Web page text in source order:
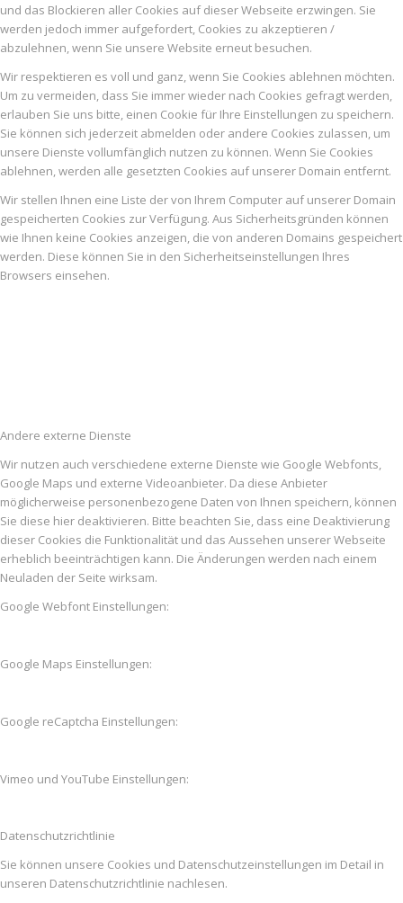
und das Blockieren aller Cookies auf dieser Webseite erzwingen. Sie
werden jedoch immer aufgefordert, Cookies zu akzeptieren /
abzulehnen, wenn Sie unsere Website erneut besuchen.
Wir respektieren es voll und ganz, wenn Sie Cookies ablehnen möchten.
Um zu vermeiden, dass Sie immer wieder nach Cookies gefragt werden,
erlauben Sie uns bitte, einen Cookie für Ihre Einstellungen zu speichern.
Sie können sich jederzeit abmelden oder andere Cookies zulassen, um
unsere Dienste vollumfänglich nutzen zu können. Wenn Sie Cookies
ablehnen, werden alle gesetzten Cookies auf unserer Domain entfernt.
Wir stellen Ihnen eine Liste der von Ihrem Computer auf unserer Domain
gespeicherten Cookies zur Verfügung. Aus Sicherheitsgründen können
wie Ihnen keine Cookies anzeigen, die von anderen Domains gespeichert
werden. Diese können Sie in den Sicherheitseinstellungen Ihres
Browsers einsehen.
Andere externe Dienste
Wir nutzen auch verschiedene externe Dienste wie Google Webfonts,
Google Maps und externe Videoanbieter. Da diese Anbieter
möglicherweise personenbezogene Daten von Ihnen speichern, können
Sie diese hier deaktivieren. Bitte beachten Sie, dass eine Deaktivierung
dieser Cookies die Funktionalität und das Aussehen unserer Webseite
erheblich beeinträchtigen kann. Die Änderungen werden nach einem
Neuladen der Seite wirksam.
Google Webfont Einstellungen:
Google Maps Einstellungen:
Google reCaptcha Einstellungen:
Vimeo und YouTube Einstellungen:
Datenschutzrichtlinie
Sie können unsere Cookies und Datenschutzeinstellungen im Detail in
unseren Datenschutzrichtlinie nachlesen.